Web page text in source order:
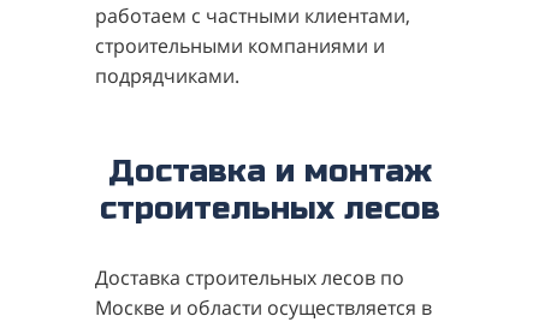
работаем с частными клиентами,
строительными компаниями и
подрядчиками.
Доставка и монтаж
строительных лесов
Доставка строительных лесов по
Москве и области осуществляется в